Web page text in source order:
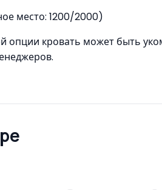
место: 1200/2000)
опции кровать может быть